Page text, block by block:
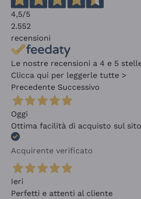
4,5/5
2.552
recensioni
Le nostre recensioni a 4 e 5
Clicca qui per leggerle tutte >
Precedente Successivo
Oggi
Ottima facilità di acquisto sul sito
Acquirente verificato
Ieri
Perfetti e attenti al cliente